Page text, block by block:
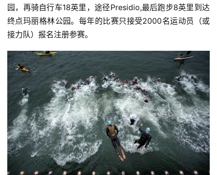
园，再骑自行车18英里，途径Presidio,最后跑步8英里到达
终点玛丽格林公园。每年的比赛只接受2000名运动员（或
接力队）报名注册参赛。